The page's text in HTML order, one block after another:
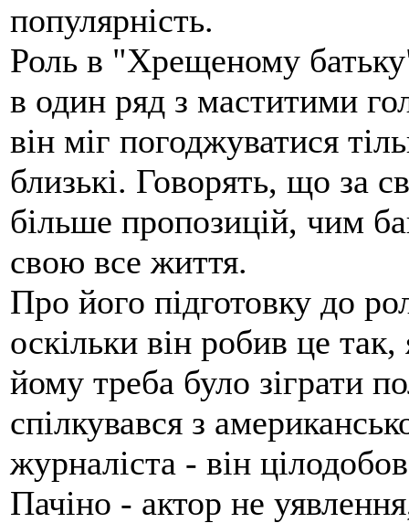
популярність.
Роль в "Хрещеному
в один ряд з маститими
він міг погоджуватися
близькі. Говорять, що за
більше пропозицій, чим
свою все життя.
Про його підготовку до
оскільки він робив це
йому треба було зіграти
спілкувався з
журналіста - він
Пачіно - актор не